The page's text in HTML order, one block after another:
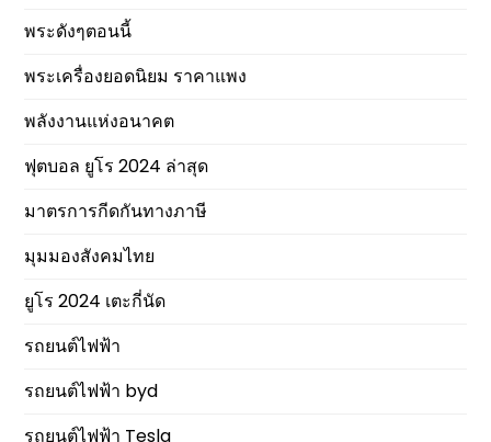
พระดังๆตอนนี้
พระเครื่องยอดนิยม ราคาแพง
พลังงานแห่งอนาคต
ฟุตบอล ยูโร 2024 ล่าสุด
มาตรการกีดกันทางภาษี
มุมมองสังคมไทย
ยูโร 2024 เตะกี่นัด
รถยนต์ไฟฟ้า
รถยนต์ไฟฟ้า byd
รถยนต์ไฟฟ้า Tesla